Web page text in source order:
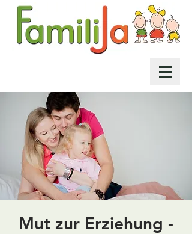
Mut zur Erziehung -